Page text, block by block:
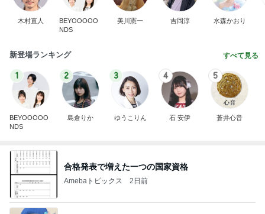
木村直人
BEYOOOOO
NDS
美川憲一 吉岡淳 水森かおり
新登場ランキング すべて見る
1
BEYOOOOO
NDS
2
島倉りか
3
ゆうこりん
4
石 安伊
5
蒼井心音
合格発表で増えた一つの国家資格
Amebaトピックス 2日前